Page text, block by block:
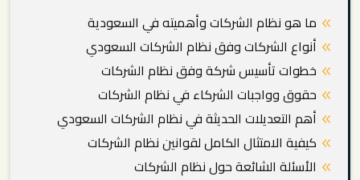
ما هو نظام الشركات وأهميته في السعودية
أنواع الشركات وفق نظام الشركات السعودي
خطوات تأسيس شركة وفق نظام الشركات
حقوق وواجبات الشركاء في نظام الشركات
أهم التعديلات الحديثة في نظام الشركات السعودي
كيفية الامتثال الكامل لقوانين نظام الشركات
الأسئلة الشائعة حول نظام الشركات